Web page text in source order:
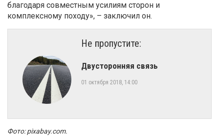
благодаря совместным усилиям сторон и
комплексному походу», – заключил он.
Не пропустите:
Двусторонняя связь
01 октября 2018, 14:00
Фото: pixabay.com.